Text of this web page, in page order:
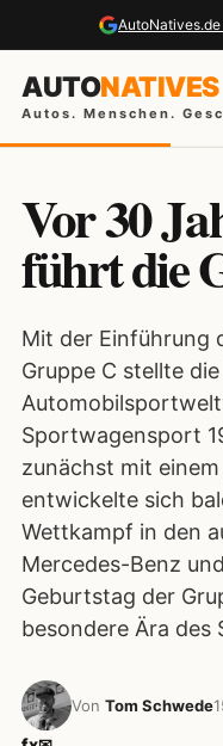
AUTONATIVES
Autos. Menschen.
Vor 30
führt die
Mit der Einführung
Gruppe C stellte die
Sportwagensport
zunächst mit einem
entwickelte sich
Wettkampf in den
Mercedes-Benz
Geburtstag der
besondere Ära
Von Tom Schwede